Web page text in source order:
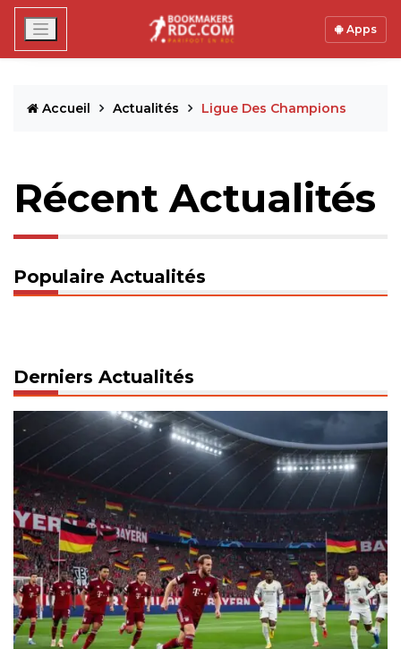
Apps
Accueil Actualités Ligue Des Champions
Récent Actualités
Populaire Actualités
Derniers Actualités